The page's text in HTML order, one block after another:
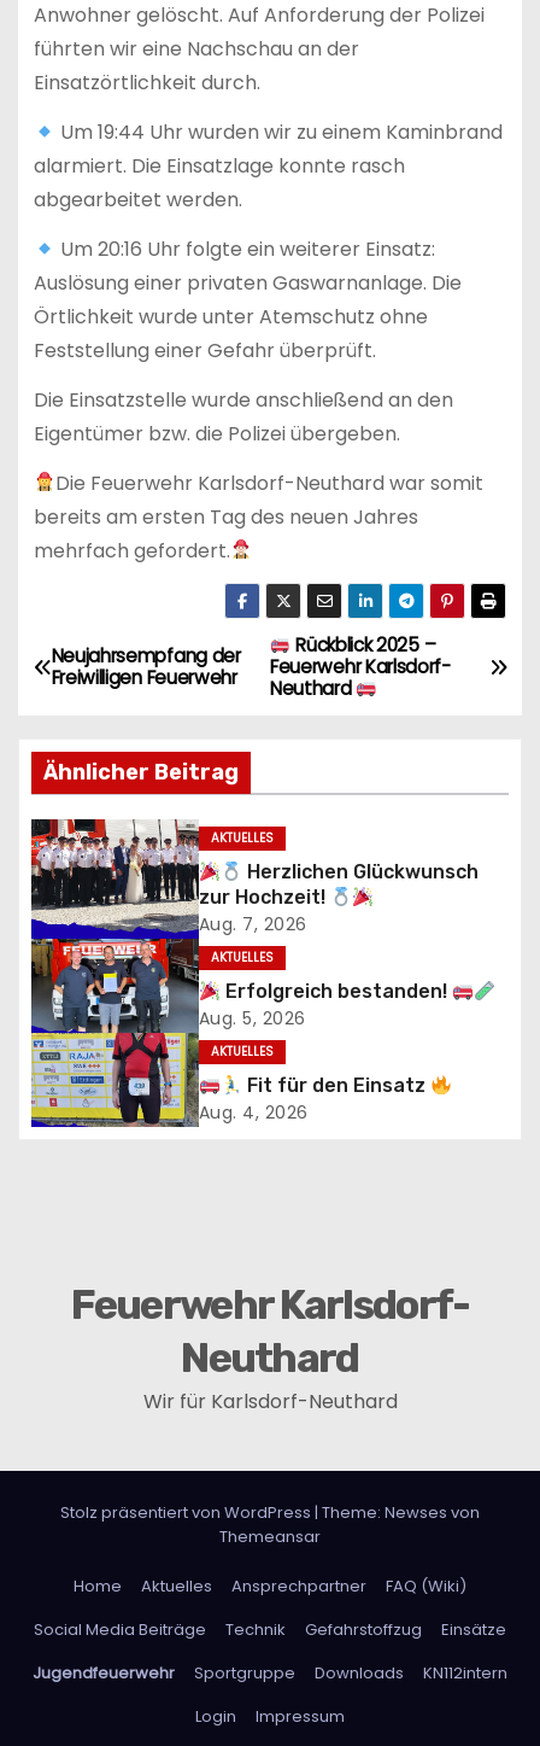
Anwohner gelöscht. Auf Anforderung der Polizei
führten wir eine Nachschau an der
Einsatzörtlichkeit durch.
Um 19:44 Uhr wurden wir zu einem Kaminbrand
alarmiert. Die Einsatzlage konnte rasch
abgearbeitet werden.
Um 20:16 Uhr folgte ein weiterer Einsatz:
Auslösung einer privaten Gaswarnanlage. Die
Örtlichkeit wurde unter Atemschutz ohne
Feststellung einer Gefahr überprüft.
Die Einsatzstelle wurde anschließend an den
Eigentümer bzw. die Polizei übergeben.
Die Feuerwehr Karlsdorf-Neuthard war somit
bereits am ersten Tag des neuen Jahres
mehrfach gefordert.
B
i
t
r
a
g
s
n
a
o
Rückblick 2025 –
Feuerwehr Karlsdorf-
Neuthard
Neujahrsempfang der
Freiwilligen Feuerwehr
Ähnlicher Beitrag
AKTUELLES
Herzlichen Glückwunsch
zur Hochzeit!
Aug. 7, 2026
AKTUELLES
Erfolgreich bestanden!
Aug. 5, 2026
AKTUELLES
Fit für den Einsatz
Aug. 4, 2026
Feuerwehr Karlsdorf-
Neuthard
Wir für Karlsdorf-Neuthard
Stolz präsentiert von WordPress | Theme: Newses von
Themeansar
Home Aktuelles Ansprechpartner
FAQ (Wiki)
Social Media Beiträge
Technik Gefahrstoffzug
Einsätze
Jugendfeuerwehr
Sportgruppe Downloads
KN112intern
Login
Impressum